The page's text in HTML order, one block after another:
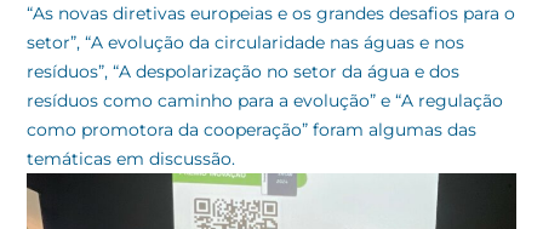
“As novas diretivas europeias e os grandes desafios para o
setor”, “A evolução da circularidade nas águas e nos
resíduos”, “A despolarização no setor da água e dos
resíduos como caminho para a evolução” e “A regulação
como promotora da cooperação” foram algumas das
temáticas em discussão.